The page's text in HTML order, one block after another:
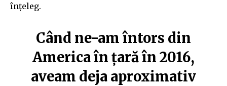
înțeleg.
Când ne-am întors din
America în țară în 2016,
aveam deja aproximativ